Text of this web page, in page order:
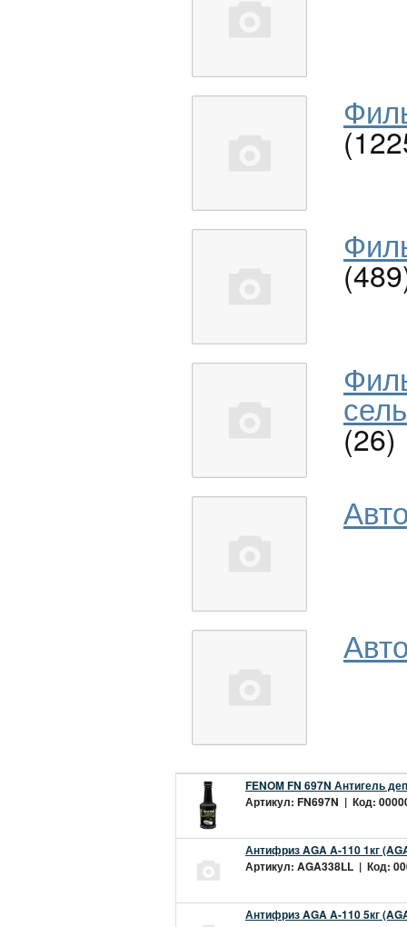
(26)
FENOM FN 697N Антигель
Артикул: FN697N | Код:
Антифриз AGA A-110 1кг
Артикул: AGA338LL | Код:
Антифриз AGA A-110 5кг